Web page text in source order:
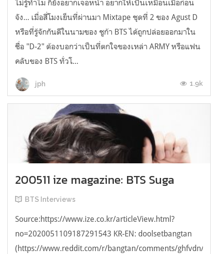
ไม่รู้ทำไม ก็ยังอยากเจอหน้า อยากให้เป็นเหมือนเมื่อก่อน
จัง... เมื่อสี่โมงเย็นที่ผ่านมา Mixtape ชุดที่ 2 ของ Agust D
หรือที่รู้จักกันดีในนามของ ชูก้า BTS ได้ถูกปล่อยออกมาใน
ชื่อ "D-2" ต้องบอกว่าเป็นที่ตกใจของเหล่า ARMY หรือแฟน
คลับของ BTS ทั่วโ...
jph 1.9k
200511 ize magazine: BTS Suga
BTS Interviews
Source:https://www.ize.co.kr/articleView.html?
no=2020051109187291543 KR-EN: doolsetbangtan
(https://www.reddit.com/r/bangtan/comments/ghfvdn/